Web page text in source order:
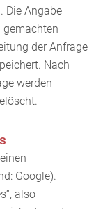
Die Angabe
gemachten
der Anfrage
Nach
werden
Google).
also